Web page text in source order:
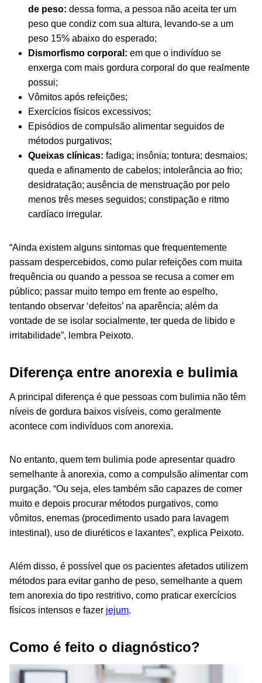
de peso: dessa forma, a pessoa não aceita ter um
peso que condiz com sua altura, levando-se a um
peso 15% abaixo do esperado;
Dismorfismo corporal: em que o indivíduo se
enxerga com mais gordura corporal do que realmente
possui;
Vômitos após refeições;
Exercícios físicos excessivos;
Episódios de compulsão alimentar seguidos de
métodos purgativos;
Queixas clínicas: fadiga; insônia; tontura; desmaios;
queda e afinamento de cabelos; intolerância ao frio;
desidratação; ausência de menstruação por pelo
menos três meses seguidos; constipação e ritmo
cardíaco irregular.
“Ainda existem alguns sintomas que frequentemente
passam despercebidos, como pular refeições com muita
frequência ou quando a pessoa se recusa a comer em
público; passar muito tempo em frente ao espelho,
tentando observar ‘defeitos’ na aparência; além da
vontade de se isolar socialmente, ter queda de libido e
irritabilidade”, lembra Peixoto.
Diferença entre anorexia e bulimia
A principal diferença é que pessoas com bulimia não têm
níveis de gordura baixos visíveis, como geralmente
acontece com indivíduos com anorexia.
No entanto, quem tem bulimia pode apresentar quadro
semelhante à anorexia, como a compulsão alimentar com
purgação. “Ou seja, eles também são capazes de comer
muito e depois procurar métodos purgativos, como
vômitos, enemas (procedimento usado para lavagem
intestinal), uso de diuréticos e laxantes”, explica Peixoto.
Além disso, é possível que os pacientes afetados utilizem
métodos para evitar ganho de peso, semelhante a quem
tem anorexia do tipo restritivo, como praticar exercícios
físicos intensos e fazer jejum.
Como é feito o diagnóstico?